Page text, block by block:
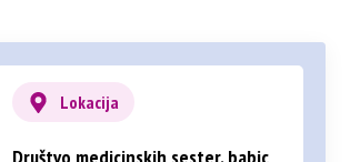
Lokacija